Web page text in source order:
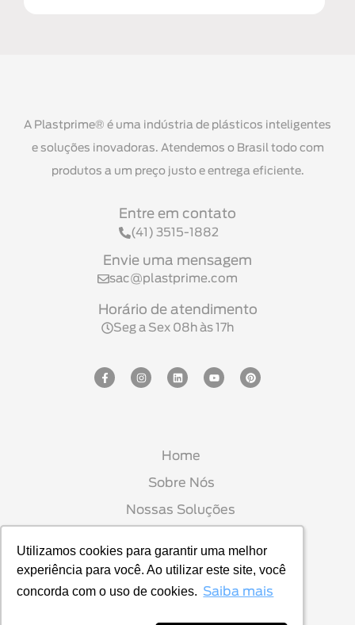
Utilizamos cookies para garantir uma melhor
experiência para você. Ao utilizar este site, você
concorda com o uso de cookies. Saiba mais
Utilizamos cookies para garantir uma melhor
experiência para você. Ao utilizar este site, você
concorda com o uso de cookies. Saiba mais
A Plastprime® é uma indústria de plásticos inteligentes
e soluções inovadoras. Atendemos o Brasil todo com
produtos a um preço justo e entrega eficiente.
Entre em contato
(41) 3515-1882
Envie uma mensagem
sac@plastprime.com
Horário de atendimento
Seg a Sex 08h às 17h
Home
Sobre Nós
Nossas Soluções
Blog
Contato